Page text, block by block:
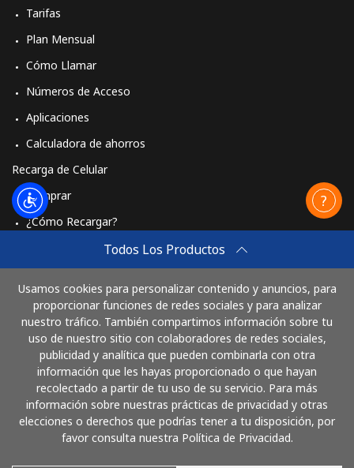
Todos Los Productos
Usamos cookies para personalizar contenido y anuncios, para
proporcionar funciones de redes sociales y para analizar
nuestro tráfico. También compartimos información sobre tu
uso de nuestro sitio con colaboradores de redes sociales,
publicidad y analítica que pueden combinarla con otra
información que les hayas proporcionado o que hayan
recolectado a partir de tu uso de su servicio. Para más
información sobre nuestras prácticas de privacidad y otras
elecciones o derechos que podrías tener a tu disposición, por
favor consulta nuestra Política de Privacidad.
Tarifas
Plan Mensual
Cómo Llamar
Números de Acceso
Aplicaciones
Calculadora de ahorros
Recarga de Celular
Comprar
¿Cómo Recargar?
Comprar
Cómo funciona
Paga con